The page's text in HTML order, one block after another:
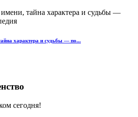
характера и судьбы — по...
сегодня!